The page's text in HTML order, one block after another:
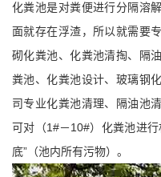
化粪池是对粪便进行分隔溶
面就存在浮渣，所以就需要
砌化粪池、化粪池清掏、隔
粪池、化粪池设计、玻璃钢
司专业化粪池清理、隔油池
可对（1#－10#）化粪池进
底”（池内所有污物）。